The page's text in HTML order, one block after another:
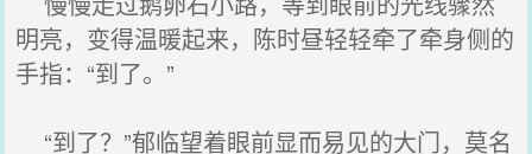
明亮，变得温暖起来，陈时昼轻轻牵了牵身侧的
手指：“到了。”
“到了？”郁临望着眼前显而易见的大门，莫名